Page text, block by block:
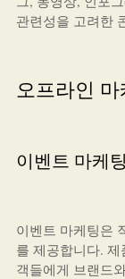
관련성을 고려한
오프라인 마
이벤트 마케팅
이벤트 마케팅은
를 제공합니다.
객들에게 브랜드